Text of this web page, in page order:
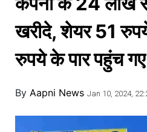
खरीदे, शेयर 51
रुपये के पार पहुंच गए
By Aapni News Jan 10, 2024,